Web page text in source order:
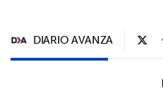
DIARIO AVANZA